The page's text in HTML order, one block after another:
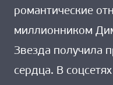
романтические
миллионником
Звезда получила
сердца. В